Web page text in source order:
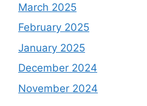
March 2025
February 2025
January 2025
December 2024
November 2024